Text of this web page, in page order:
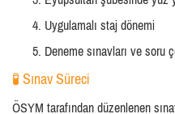
Uygulamalı staj dönemi
Deneme sınavları ve soru
🧪 Sınav Süreci
ÖSYM tarafından düzenlenen